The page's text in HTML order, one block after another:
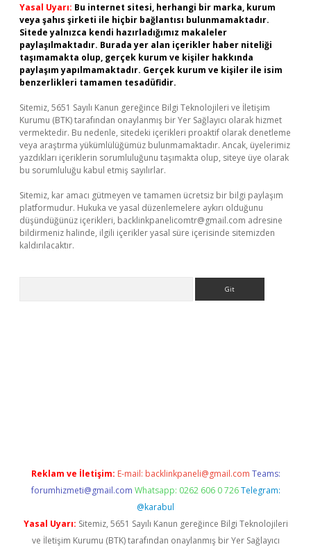
Yasal Uyarı: Bu internet sitesi, herhangi bir marka, kurum
veya şahıs şirketi ile hiçbir bağlantısı bulunmamaktadır.
Sitede yalnızca kendi hazırladığımız makaleler
paylaşılmaktadır. Burada yer alan içerikler haber niteliği
taşımamakta olup, gerçek kurum ve kişiler hakkında
paylaşım yapılmamaktadır. Gerçek kurum ve kişiler ile isim
benzerlikleri tamamen tesadüfidir.
Sitemiz, 5651 Sayılı Kanun gereğince Bilgi Teknolojileri ve İletişim
Kurumu (BTK) tarafından onaylanmış bir Yer Sağlayıcı olarak hizmet
vermektedir. Bu nedenle, sitedeki içerikleri proaktif olarak denetleme
veya araştırma yükümlülüğümüz bulunmamaktadır. Ancak, üyelerimiz
yazdıkları içeriklerin sorumluluğunu taşımakta olup, siteye üye olarak
bu sorumluluğu kabul etmiş sayılırlar.
Sitemiz, kar amacı gütmeyen ve tamamen ücretsiz bir bilgi paylaşım
platformudur. Hukuka ve yasal düzenlemelere aykırı olduğunu
düşündüğünüz içerikleri, backlinkpanelicomtr@gmail.com adresine
bildirmeniz halinde, ilgili içerikler yasal süre içerisinde sitemizden
kaldırılacaktır.
Reklam ve İletişim: E-mail: backlinkpaneli@gmail.com Teams:
forumhizmeti@gmail.com Whatsapp: 0262 606 0 726 Telegram:
@karabul
Yasal Uyarı: Sitemiz, 5651 Sayılı Kanun gereğince Bilgi Teknolojileri
ve İletişim Kurumu (BTK) tarafından onaylanmış bir Yer Sağlayıcı